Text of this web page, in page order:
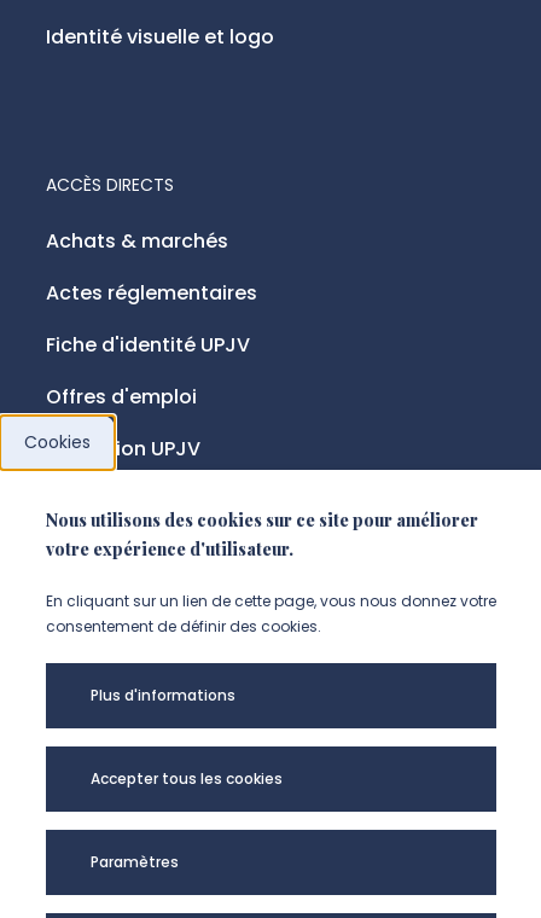
ACCÈS DIRECTS
Achats & marchés
Actes réglementaires
Fiche d'identité UPJV
Offres d'emploi
Fondation UPJV
Identité visuelle et logo
NOUS SUIVRE
Suivez-nous sur instagram
Suivez-nous sur linkedin
Suivez-nous sur
Université de Picardie Jules Verne -
@Copyright 2024
Mentions légales
Accessibilité
Cookies
Nous utilisons des cookies sur ce site pour améliorer
votre expérience d'utilisateur.
En cliquant sur un lien de cette page, vous nous donnez votre
consentement de définir des cookies.
Plus d'informations
Accepter tous les cookies
Paramètres